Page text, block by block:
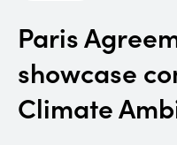
Paris
showcase
Climate